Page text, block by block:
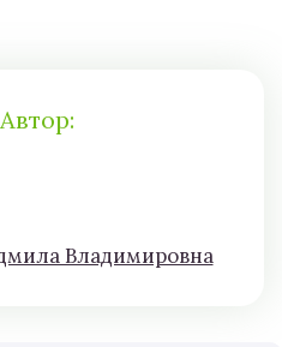
Автор:
Влaдимирoвна